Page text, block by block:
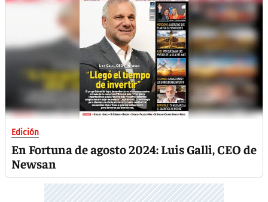
Edición
En Fortuna de agosto 2024: Luis Galli, CEO de
Newsan